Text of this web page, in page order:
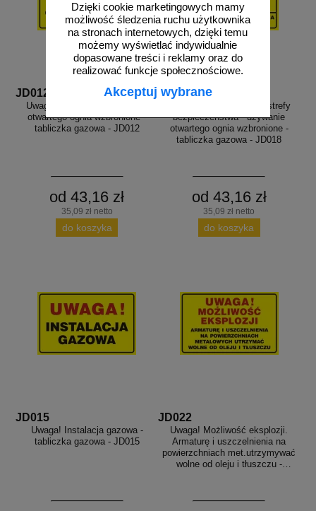
Dzięki cookie marketingowych mamy
możliwość śledzenia ruchu użytkownika
na stronach internetowych, dzięki temu
możemy wyświetlać indywidualnie
dopasowane treści i reklamy oraz do
realizować funkcje społecznościowe.
Akceptuj wybrane
JD012
Uwaga! Gaz palny - używanie
otwartego ognia wzbronione -
tabliczka gazowa - JD012
od 43,16 zł
35,09 zł netto
do koszyka
JD018
Uwaga! Gaz płynny. 5m strefy
bezpieczeństwa - używanie
otwartego ognia wzbronione -
tabliczka gazowa - JD018
od 43,16 zł
35,09 zł netto
do koszyka
JD015
Uwaga! Instalacja gazowa -
tabliczka gazowa - JD015
JD022
Uwaga! Możliwość eksplozji.
Armaturę i uszczelnienia na
powierzchniach met.utrzymywać
wolne od oleju i tłuszczu -